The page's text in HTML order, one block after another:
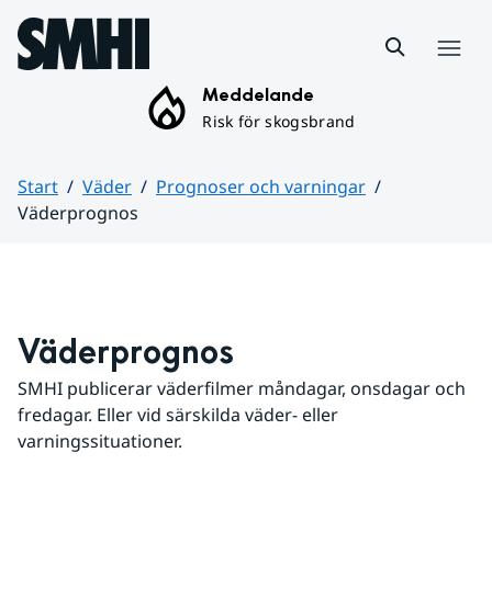
Hoppa till sidans innehåll
Meddelande
Risk för skogsbrand
Start Väder
Prognoser och varningar
Väderprognos
Väderprognos
SMHI publicerar väderfilmer måndagar, onsdagar och
fredagar. Eller vid särskilda väder- eller
varningssituationer.